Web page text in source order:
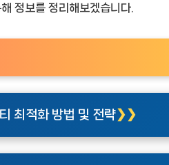
정보를 정리해보겠습니다.
최적화 방법 및 전략